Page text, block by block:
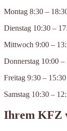
Montag 8:30 –
Dienstag 10:30 –
Mittwoch 9:00 –
Donnerstag 10:00
Freitag 9:30 –
Samstag 10:30 –
Ihrem KFZ